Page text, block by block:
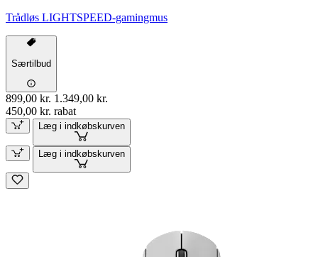
Trådløs LIGHTSPEED-gamingmus
Særtilbud
899,00 kr. 1.349,00 kr.
450,00 kr. rabat
Læg i indkøbskurven
Læg i indkøbskurven